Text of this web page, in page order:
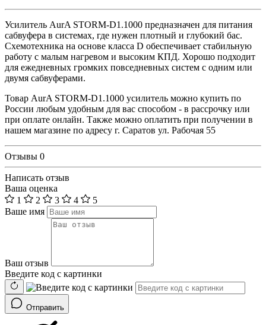
Усилитель AurA STORM-D1.1000 предназначен для питания
сабвуфера в системах, где нужен плотный и глубокий бас.
Схемотехника на основе класса D обеспечивает стабильную
работу с малым нагревом и высоким КПД. Хорошо подходит
для ежедневных громких повседневных систем с одним или
двумя сабвуферами.
Товар AurA STORM-D1.1000 усилитель можно купить по
России любым удобным для вас способом - в рассрочку или
при оплате онлайн. Также можно оплатить при получении в
нашем магазине по адресу г. Саратов ул. Рабочая 55
Отзывы 0
Написать отзыв
Ваша оценка
1
2 3 4
5
Ваше имя
Ваш отзыв
Введите код с картинки
Отправить